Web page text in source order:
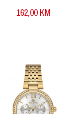
162,00 KM